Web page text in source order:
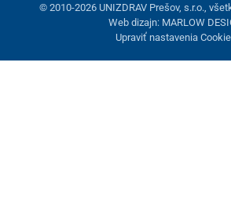
© 2010-2026 UNIZDRAV Prešov, s.r.o.,
Web dizajn: MARLOW
Upraviť nastavenia